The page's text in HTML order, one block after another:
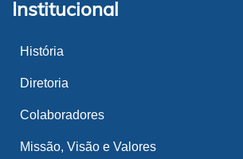
Institucional
História
Diretoria
Colaboradores
Missão, Visão e Valores